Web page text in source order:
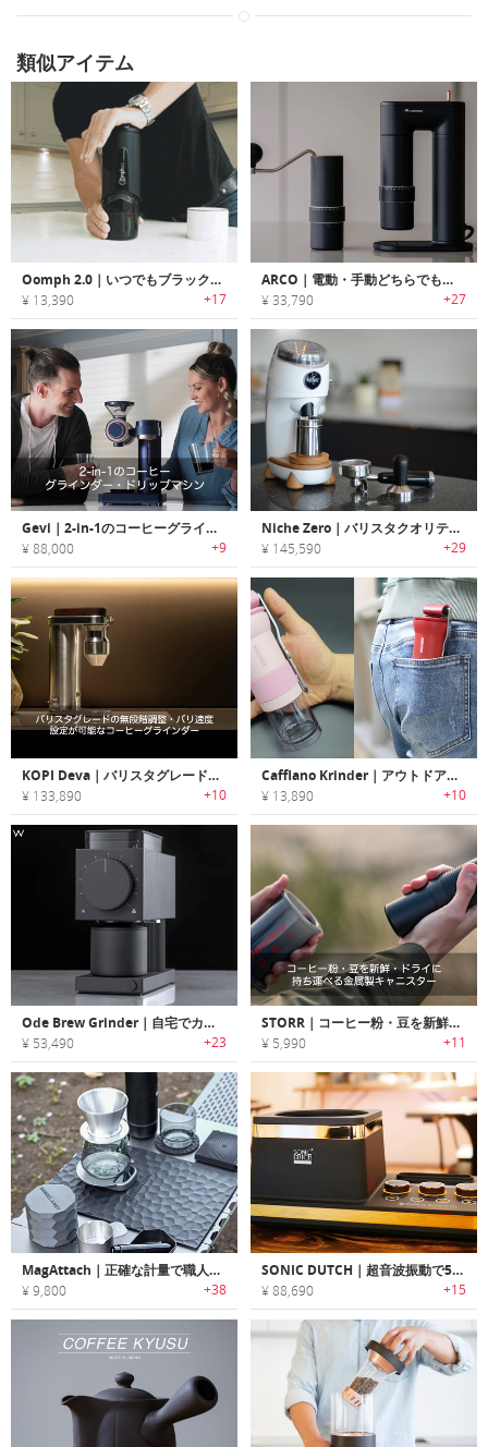
類似アイテム
Oomph 2.0｜いつでもブラックコーヒーが楽しめる2-in-1のコーヒーメーカー「オーフ2.0」
¥ 13,390 +17
ARCO｜電動・手動どちらでも淹れたてのコーヒーが楽しめる2-in-1コーヒーグラインダー「アーコ」
¥ 33,790 +27
Gevi｜2-in-1のコーヒーグラインダー・ドリップマシン「ジェヴィ」
¥ 88,000 +9
Niche Zero｜バリスタクオリティーのコーヒーが楽しめるコーヒーグラインダー「ニッシュゼロ」
¥ 145,590 +29
KOPI Deva｜バリスタグレードの無段階調整・バリ速度設定が可能なコーヒーグラインダー「コピデヴァ」
¥ 133,890 +10
Cafflano Krinder｜アウトドアで美味しい一杯が楽しめるポータブルコーヒーグラインダー「カフラーノクリンダー」
¥ 13,890 +10
Ode Brew Grinder｜自宅でカフェのようなコーヒーが楽しめるコーヒーグラインダー「オーデ」
¥ 53,490 +23
STORR｜コーヒー粉・豆を新鮮・ドライに持ち運べる金属製キャニスター「ストー」
¥ 5,990 +11
MagAttach｜正確な計量で職人級の一杯を、プロ仕様のコーヒースケール
¥ 9,800 +38
SONIC DUTCH｜超音波振動で5分で水出しコーヒーが淹れられるコーヒーブリューワー「ソニックダッチ」
¥ 88,690 +15